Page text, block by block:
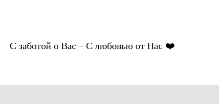
С заботой о Вас – С любовью от Нас ❤️